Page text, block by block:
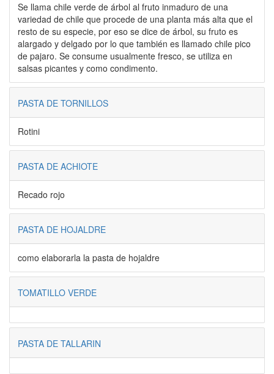
Se llama chile verde de árbol al fruto inmaduro de una
variedad de chile que procede de una planta más alta que el
resto de su especie, por eso se dice de árbol, su fruto es
alargado y delgado por lo que también es llamado chile pico
de pajaro. Se consume usualmente fresco, se utiliza en
salsas picantes y como condimento.
PASTA DE TORNILLOS
Rotini
PASTA DE ACHIOTE
Recado rojo
PASTA DE HOJALDRE
como elaborarla la pasta de hojaldre
TOMATILLO VERDE
PASTA DE TALLARIN